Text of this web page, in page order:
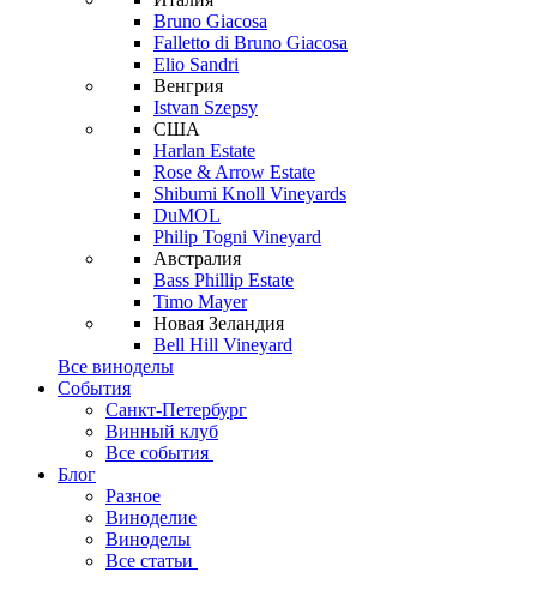
Bruno Giacosa
Falletto di Bruno Giacosa
Elio Sandri
Венгрия
Istvan Szepsy
США
Harlan Estate
Rose & Arrow Estate
Shibumi Knoll Vineyards
DuMOL
Philip Togni Vineyard
Австралия
Bass Phillip Estate
Timo Mayer
Новая Зеландия
Bell Hill Vineyard
Все виноделы
События
Санкт-Петербург
Винный клуб
Все события
Блог
Разное
Виноделие
Виноделы
Все статьи